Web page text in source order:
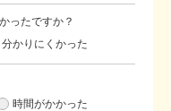
ったですか？
分かりにくかった
時間がかかった